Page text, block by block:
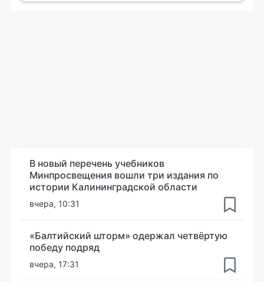
В новый перечень учебников
Минпросвещения вошли три издания по
истории Калининградской области
вчера, 10:31
«Балтийский шторм» одержал четвёртую
победу подряд
вчера, 17:31